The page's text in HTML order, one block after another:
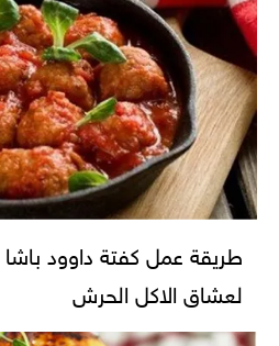
طريقة عمل كفتة داوود باشا
لعشاق الاكل الحرش